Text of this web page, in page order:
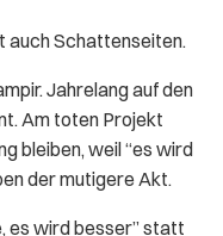
auch Schattenseiten.
Jahrelang auf den
Am toten Projekt
bleiben, weil “es wird
der mutigere Akt.
es wird besser” statt